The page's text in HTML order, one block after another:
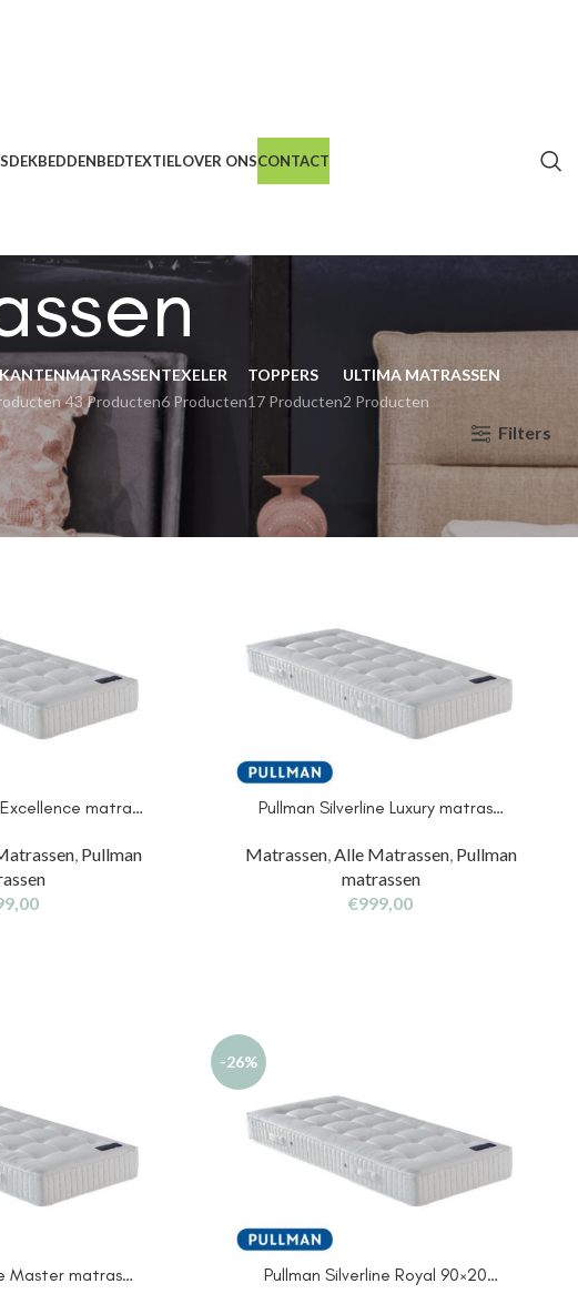
DEKBEDDENBEDTEXTIELOVER ONSCONTACT
MATRASSEN
43 Producten
TEXELER
6 Producten
TOPPERS
17 Producten
ULTIMA MATRASSEN
2 Producten
Filters
matra…
, Pullman
Pullman Silverline Luxury matras…
Matrassen,Alle Matrassen, Pullman
matrassen
€999,00
Master matras…
-26%
Pullman Silverline Royal 90×20…